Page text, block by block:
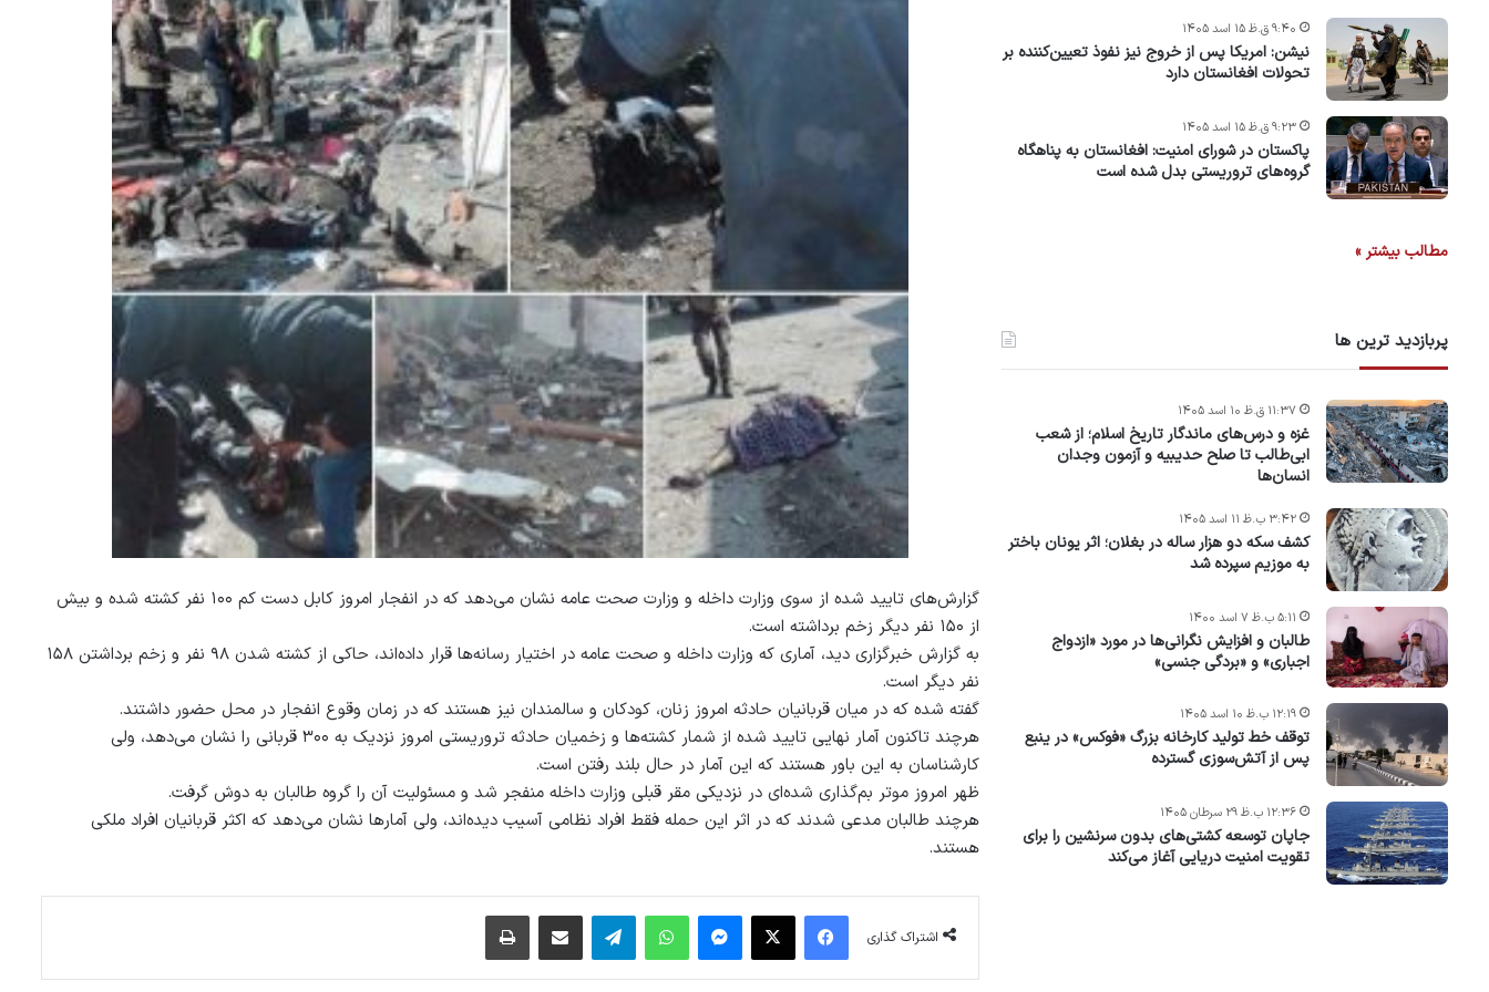
گزارش‌های تایید شده از سوی وزارت داخله و وزارت صحت عامه نشان می‌دهد که در انفجار امروز کابل دست کم ۱۰۰ نفر کشته شده و بیش
از ۱۵۰ نفر دیگر زخم برداشته است.
به گزارش خبرگزاری دید، آماری که وزارت داخله و صحت عامه در اختیار رسانه‌ها قرار داده‌اند، حاکی از کشته شدن ۹۸ نفر و زخم برداشتن ۱۵۸
نفر دیگر است.
گفته شده که در میان قربانیان حادثه امروز زنان، کودکان و سالمندان نیز هستند که در زمان وقوع انفجار در محل حضور داشتند.
هرچند تاکنون آمار نهایی تایید شده از شمار کشته‌ها و زخمیان حادثه تروریستی امروز نزدیک به ۳۰۰ قربانی را نشان می‌دهد، ولی
کارشناسان به این باور هستند که این آمار در حال بلند رفتن است.
ظهر امروز موتر بم‌گذاری شده‌ای در نزدیکی مقر قبلی وزارت داخله منفجر شد و مسئولیت آن را گروه طالبان به دوش گرفت.
هرچند طالبان مدعی شدند که در اثر این حمله فقط افراد نظامی آسیب دیده‌اند، ولی آمارها نشان می‌دهد که اکثر قربانیان افراد ملکی
هستند.
اشتراک گذاری
فیس بوک X پیام رسان واتس آپ تلگرام اشتراک گذاری از طریق ایمیل
نیشن: امریکا پس از خروج نیز نفوذ تعیین‌کننده بر
تحولات افغانستان دارد
۹:۴۰ ق.ظ ۱۵ اسد ۱۴۰۵
پاکستان در شورای امنیت: افغانستان به پناهگاه
گروه‌های تروریستی بدل شده است
۹:۲۳ ق.ظ ۱۵ اسد ۱۴۰۵
مطالب بیشتر »
پربازدید ترین ها
غزه و درس‌های ماندگار تاریخ اسلام؛ از شعب
ابی‌طالب تا صلح حدیبیه و آزمون وجدان
انسان‌ها
۱۱:۳۷ ق.ظ ۱۰ اسد ۱۴۰۵
کشف سکه دو هزار ساله در بغلان؛ اثر یونان باختر
به موزیم سپرده شد
۳:۴۲ ب.ظ ۱۱ اسد ۱۴۰۵
طالبان و افزایش نگرانی‌ها در مورد «ازدواج
اجباری» و «بردگی جنسی»
۵:۱۱ ب.ظ ۷ اسد ۱۴۰۰
توقف خط تولید کارخانه بزرگ «فوکس» در ینبع
پس از آتش‌سوزی گسترده
۱۲:۱۹ ب.ظ ۱۰ اسد ۱۴۰۵
جاپان توسعه کشتی‌های بدون سرنشین را برای
تقویت امنیت دریایی آغاز می‌کند
۱۲:۳۶ ب.ظ ۲۹ سرطان ۱۴۰۵